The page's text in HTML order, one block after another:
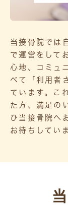
当接骨院では
で運営をして
心地、コミュ
べて「利用者
ています。こ
た方、満足の
ひ当接骨院へ
お待ちしてい